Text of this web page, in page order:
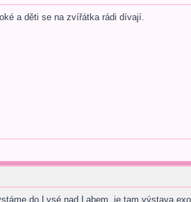
a děti se na zvířátka rádi dívají.
do Lysé nad Labem, je tam výstava